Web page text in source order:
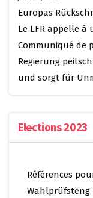
Europas
Le LFR appelle
Communiqué de
Regierung
und sorgt für
Elections 2023
Références
Wahlprüfsteng